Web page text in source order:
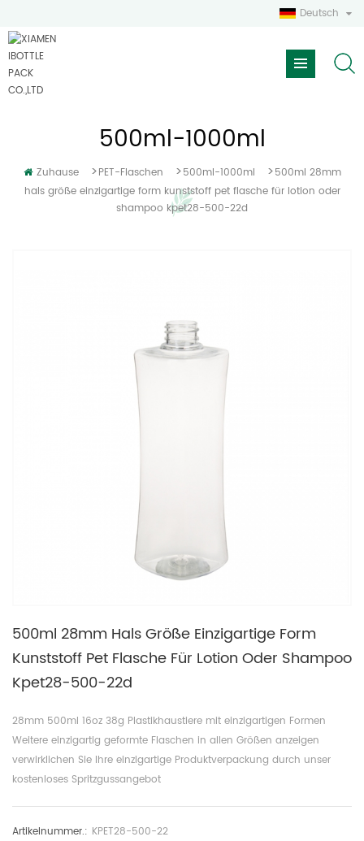
Deutsch
500ml-1000ml
Zuhause >PET-Flaschen >500ml-1000ml >500ml 28mm
hals größe einzigartige form kunststoff pet flasche für lotion oder
shampoo kpet28-500-22d
500ml 28mm Hals Größe Einzigartige Form
Kunststoff Pet Flasche Für Lotion Oder Shampoo
Kpet28-500-22d
28mm 500ml 16oz 38g Plastikhaustiere mit einzigartigen Formen
Weitere einzigartig geformte Flaschen in allen Größen anzeigen
verwirklichen Sie Ihre einzigartige Produktverpackung durch unser
kostenloses Spritzgussangebot
Artikelnummer.: KPET28-500-22